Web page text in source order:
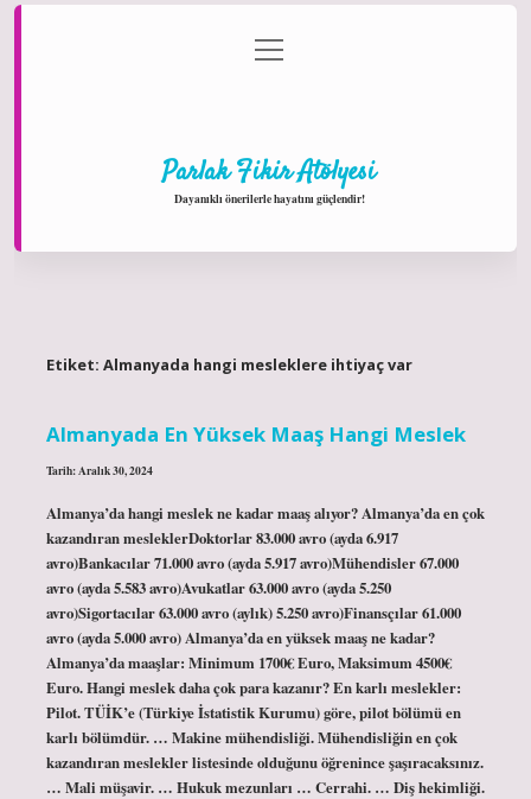
Gizlilik Politikası
menüyü
aç
Parlak Fikir Atölyesi
Dayanıklı önerilerle hayatını güçlendir!
Etiket: Almanyada hangi mesleklere ihtiyaç var
Almanyada En Yüksek Maaş Hangi Meslek
Tarih: Aralık 30, 2024
Almanya’da hangi meslek ne kadar maaş alıyor? Almanya’da en çok
kazandıran mesleklerDoktorlar 83.000 avro (ayda 6.917
avro)Bankacılar 71.000 avro (ayda 5.917 avro)Mühendisler 67.000
avro (ayda 5.583 avro)Avukatlar 63.000 avro (ayda 5.250
avro)Sigortacılar 63.000 avro (aylık) 5.250 avro)Finansçılar 61.000
avro (ayda 5.000 avro) Almanya’da en yüksek maaş ne kadar?
Almanya’da maaşlar: Minimum 1700€ Euro, Maksimum 4500€
Euro. Hangi meslek daha çok para kazanır? En karlı meslekler:
Pilot. TÜİK’e (Türkiye İstatistik Kurumu) göre, pilot bölümü en
karlı bölümdür. … Makine mühendisliği. Mühendisliğin en çok
kazandıran meslekler listesinde olduğunu öğrenince şaşıracaksınız.
… Mali müşavir. … Hukuk mezunları … Cerrahi. … Diş hekimliği.